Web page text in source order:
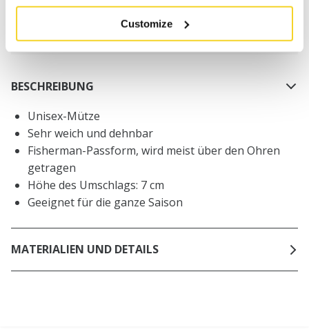
Customize
innerhalb Deutschland
30 Tage Rückgaberecht
BESCHREIBUNG
Unisex-Mütze
Sehr weich und dehnbar
Fisherman-Passform, wird meist über den Ohren
getragen
Höhe des Umschlags: 7 cm
Geeignet für die ganze Saison
MATERIALIEN UND DETAILS